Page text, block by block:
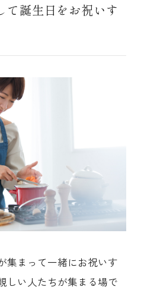
て誕生日をお祝いす
集まって一緒にお祝いす
しい人たちが集まる場で